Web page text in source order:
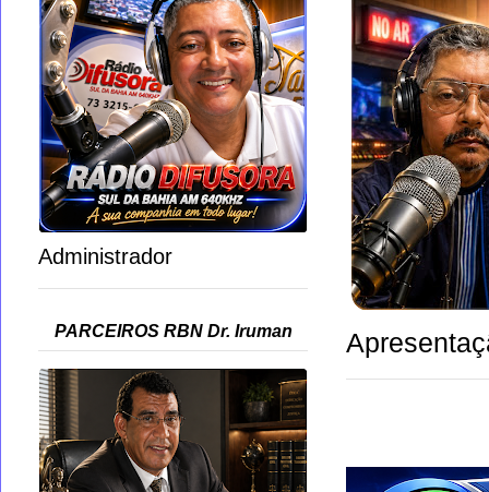
Administrador
PARCEIROS RBN Dr. Iruman